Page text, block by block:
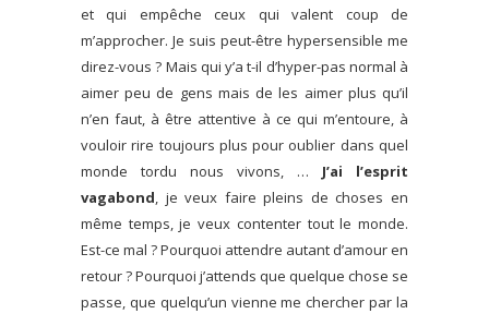
et qui empêche ceux qui valent coup de
m’approcher. Je suis peut-être hypersensible me
direz-vous ? Mais qui y’a t-il d’hyper-pas normal à
aimer peu de gens mais de les aimer plus qu’il
n’en faut, à être attentive à ce qui m’entoure, à
vouloir rire toujours plus pour oublier dans quel
monde tordu nous vivons, … J’ai l’esprit
vagabond, je veux faire pleins de choses en
même temps, je veux contenter tout le monde.
Est-ce mal ? Pourquoi attendre autant d’amour en
retour ? Pourquoi j’attends que quelque chose se
passe, que quelqu’un vienne me chercher par la